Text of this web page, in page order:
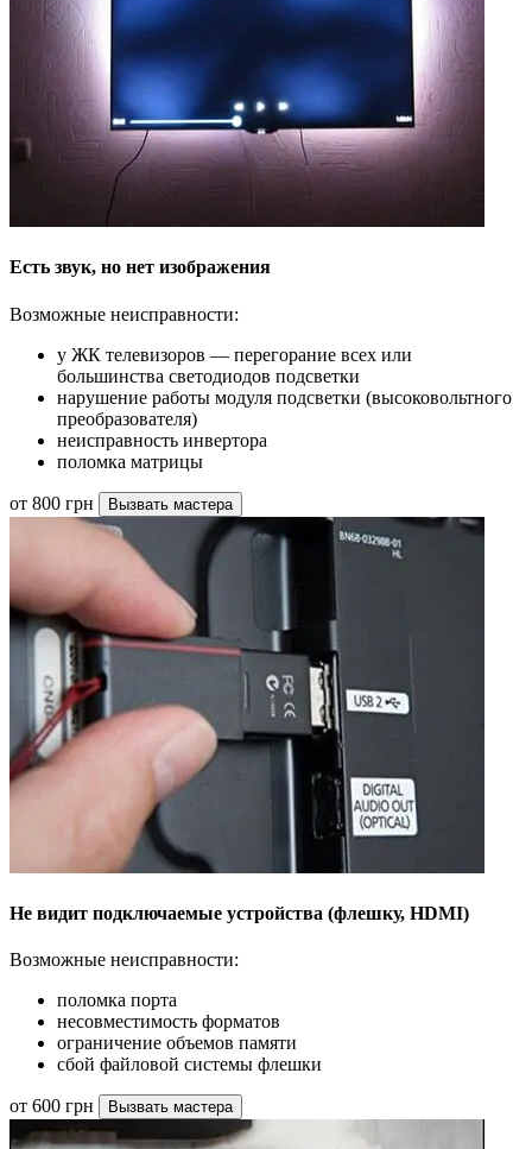
Есть звук, но нет изображения
Возможные неисправности:
у ЖК телевизоров — перегорание всех или
большинства светодиодов подсветки
нарушение работы модуля подсветки (высоковольтного
преобразователя)
неисправность инвертора
поломка матрицы
от 800 грн Вызвать мастера
Не видит подключаемые устройства (флешку, HDMI)
Возможные неисправности:
поломка порта
несовместимость форматов
ограничение объемов памяти
сбой файловой системы флешки
от 600 грн Вызвать мастера